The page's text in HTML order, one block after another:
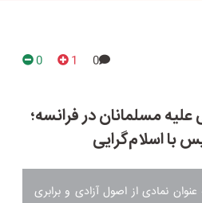
0
1
0
مسلمانان در فرانسه؛
با اسلام‌گرایی
نمادی از اصول آزادی و برابری